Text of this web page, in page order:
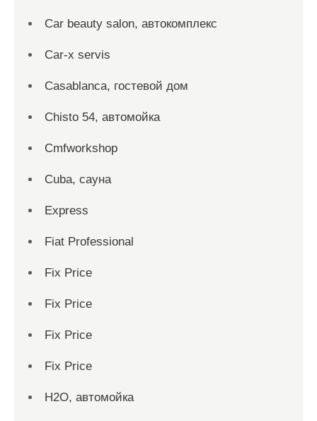
Car beauty salon, автокомплекс
Car-x servis
Casablanca, гостевой дом
Chisto 54, автомойка
Cmfworkshop
Cuba, сауна
Express
Fiat Professional
Fix Price
Fix Price
Fix Price
Fix Price
H2O, автомойка